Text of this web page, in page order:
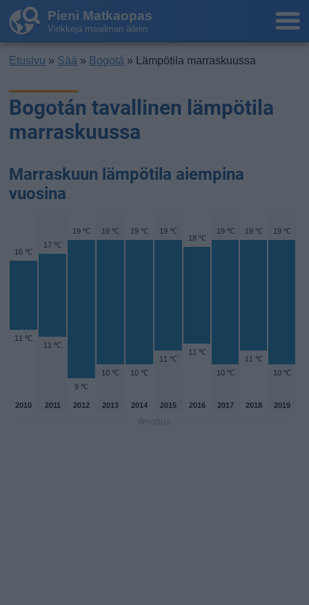
Pieni Matkaopas
Vinkkejä maailman ääriin
Etusivu » Sää » Bogotá » Lämpötila marraskuussa
Bogotán tavallinen lämpötila
marraskuussa
Marraskuun lämpötila aiempina
vuosina
16 ℃
11 ℃
17 ℃
11 ℃
19 ℃
9 ℃
19 ℃
10 ℃
19 ℃
10 ℃
19 ℃
11 ℃
18 ℃
11 ℃
19 ℃
10 ℃
19 ℃
11 ℃
19 ℃
10 ℃
2010 2011 2012 2013 2014 2015 2016 2017 2018 2019